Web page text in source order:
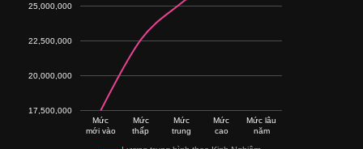
Mức
mới vào
Mức
thấp
Mức
trung
Mức
cao
Mức lâu
năm
17,500,000
20,000,000
22,500,000
25,000,000